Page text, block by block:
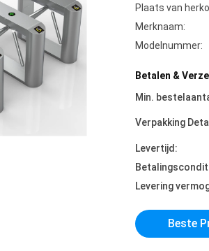
Plaats van
Merknaam:
Modelnummer:
Betalen &
Min.
Verpakking
Levertijd:
Levering
Beste